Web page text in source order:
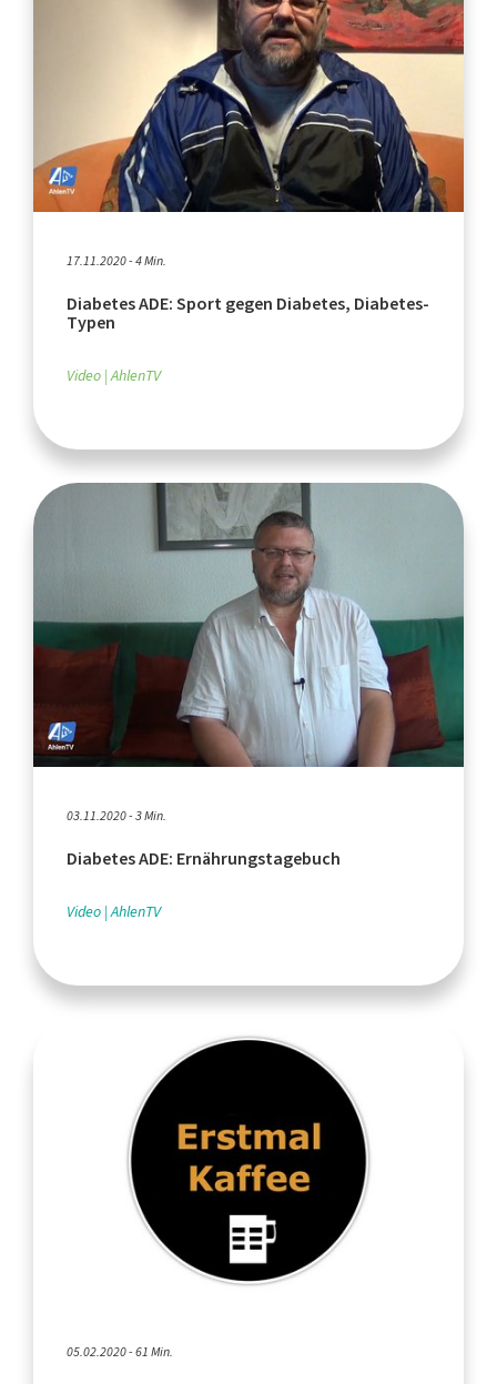
17.11.2020 - 4 Min.
Diabetes ADE: Sport gegen Diabetes, Diabetes-
Typen
Video AhlenTV
03.11.2020 - 3 Min.
Diabetes ADE: Ernährungstagebuch
Video AhlenTV
05.02.2020 - 61 Min.